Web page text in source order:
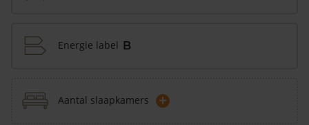
Energie label B
Aantal slaapkamers +